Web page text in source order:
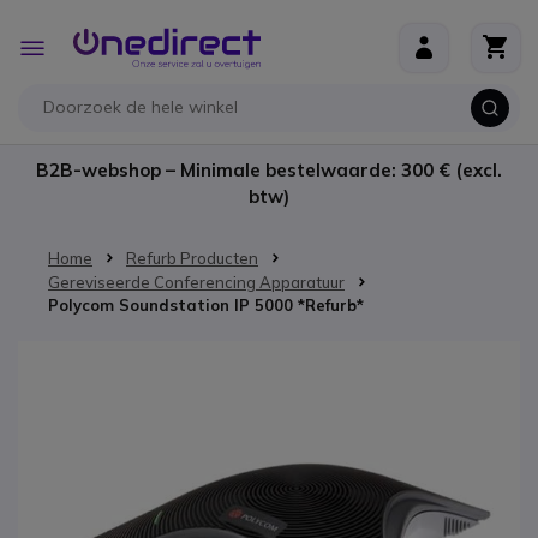
Toggle
Nav
B2B-webshop – Minimale bestelwaarde: 300 € (excl.
btw)
Home
Refurb Producten
Gereviseerde Conferencing Apparatuur
Polycom Soundstation IP 5000 *Refurb*